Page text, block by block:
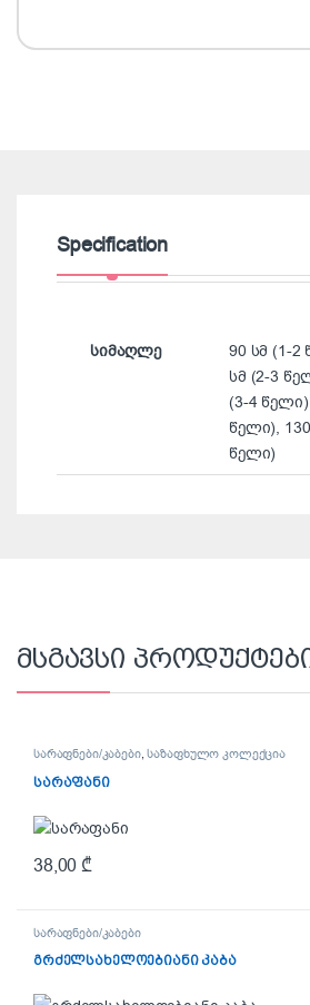
Specification
სიმაღლე
90 სმ (1-2
სმ (2-3
(3-4
წელი),
წელი)
მსგავსი
სარაფნები/კაბები,საზაფხულო კოლექცია
სარაფანი
38,00₾
სარაფნები/კაბები
გრძელსახელოებიანი კაბა